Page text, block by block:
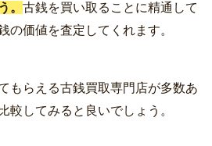
。古銭を買い取ることに精通して
の価値を査定してくれます。
もらえる古銭買取専門店が多数あ
較してみると良いでしょう。